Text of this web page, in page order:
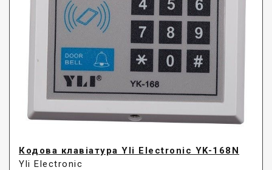
Кодова клавіатура Yli Electronic YK-168N
Yli Electronic